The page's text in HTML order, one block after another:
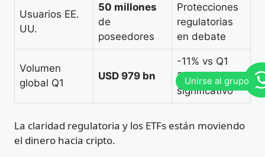
Usuarios EE.
UU.
50 millones
de
poseedores
Protecciones
regulatorias
en debate
Volumen
global Q1
USD 979 bn
-11% vs Q1
2025, aún
significativo
La claridad regulatoria y los ETFs están moviendo
el dinero hacia cripto.